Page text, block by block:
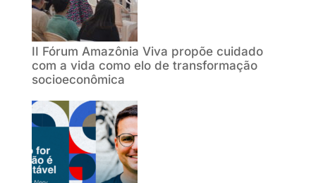
II Fórum Amazônia Viva propõe cuidado
com a vida como elo de transformação
socioeconômica